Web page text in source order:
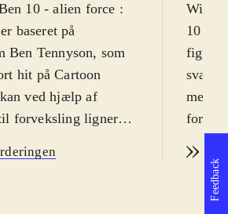
10 - alien force :
baseret på
Ben Tennyson, som
hit på Cartoon
ved hjælp af
forveksling ligner et
sig til 10
Wii,
10
for
og
Feedback